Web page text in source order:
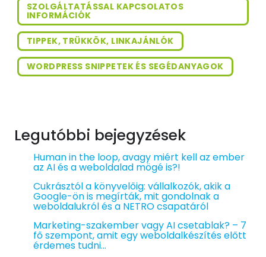
SZOLGÁLTATÁSSAL KAPCSOLATOS
INFORMÁCIÓK
TIPPEK, TRÜKKÖK, LINKAJÁNLÓK
WORDPRESS SNIPPETEK ÉS SEGÉDANYAGOK
Legutóbbi bejegyzések
Human in the loop, avagy miért kell az ember
az AI és a weboldalad mögé is?!
Cukrásztól a könyvelőig: vállalkozók, akik a
Google-ön is megírták, mit gondolnak a
weboldalukról és a NETRO csapatáról
Marketing-szakember vagy AI csetablak? – 7
fő szempont, amit egy weboldalkészítés előtt
érdemes tudni…